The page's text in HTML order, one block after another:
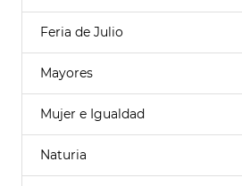
Feria de Julio
Mayores
Mujer e Igualdad
Naturia